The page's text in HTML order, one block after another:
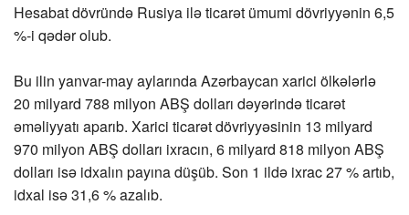
Hesabat dövründə Rusiya ilə ticarət ümumi dövriyyənin 6,5
%-i qədər olub.
Bu ilin yanvar-may aylarında Azərbaycan xarici ölkələrlə
20 milyard 788 milyon ABŞ dolları dəyərində ticarət
əməliyyatı aparıb. Xarici ticarət dövriyyəsinin 13 milyard
970 milyon ABŞ dolları ixracın, 6 milyard 818 milyon ABŞ
dolları isə idxalın payına düşüb. Son 1 ildə ixrac 27 % artıb,
idxal isə 31,6 % azalıb.